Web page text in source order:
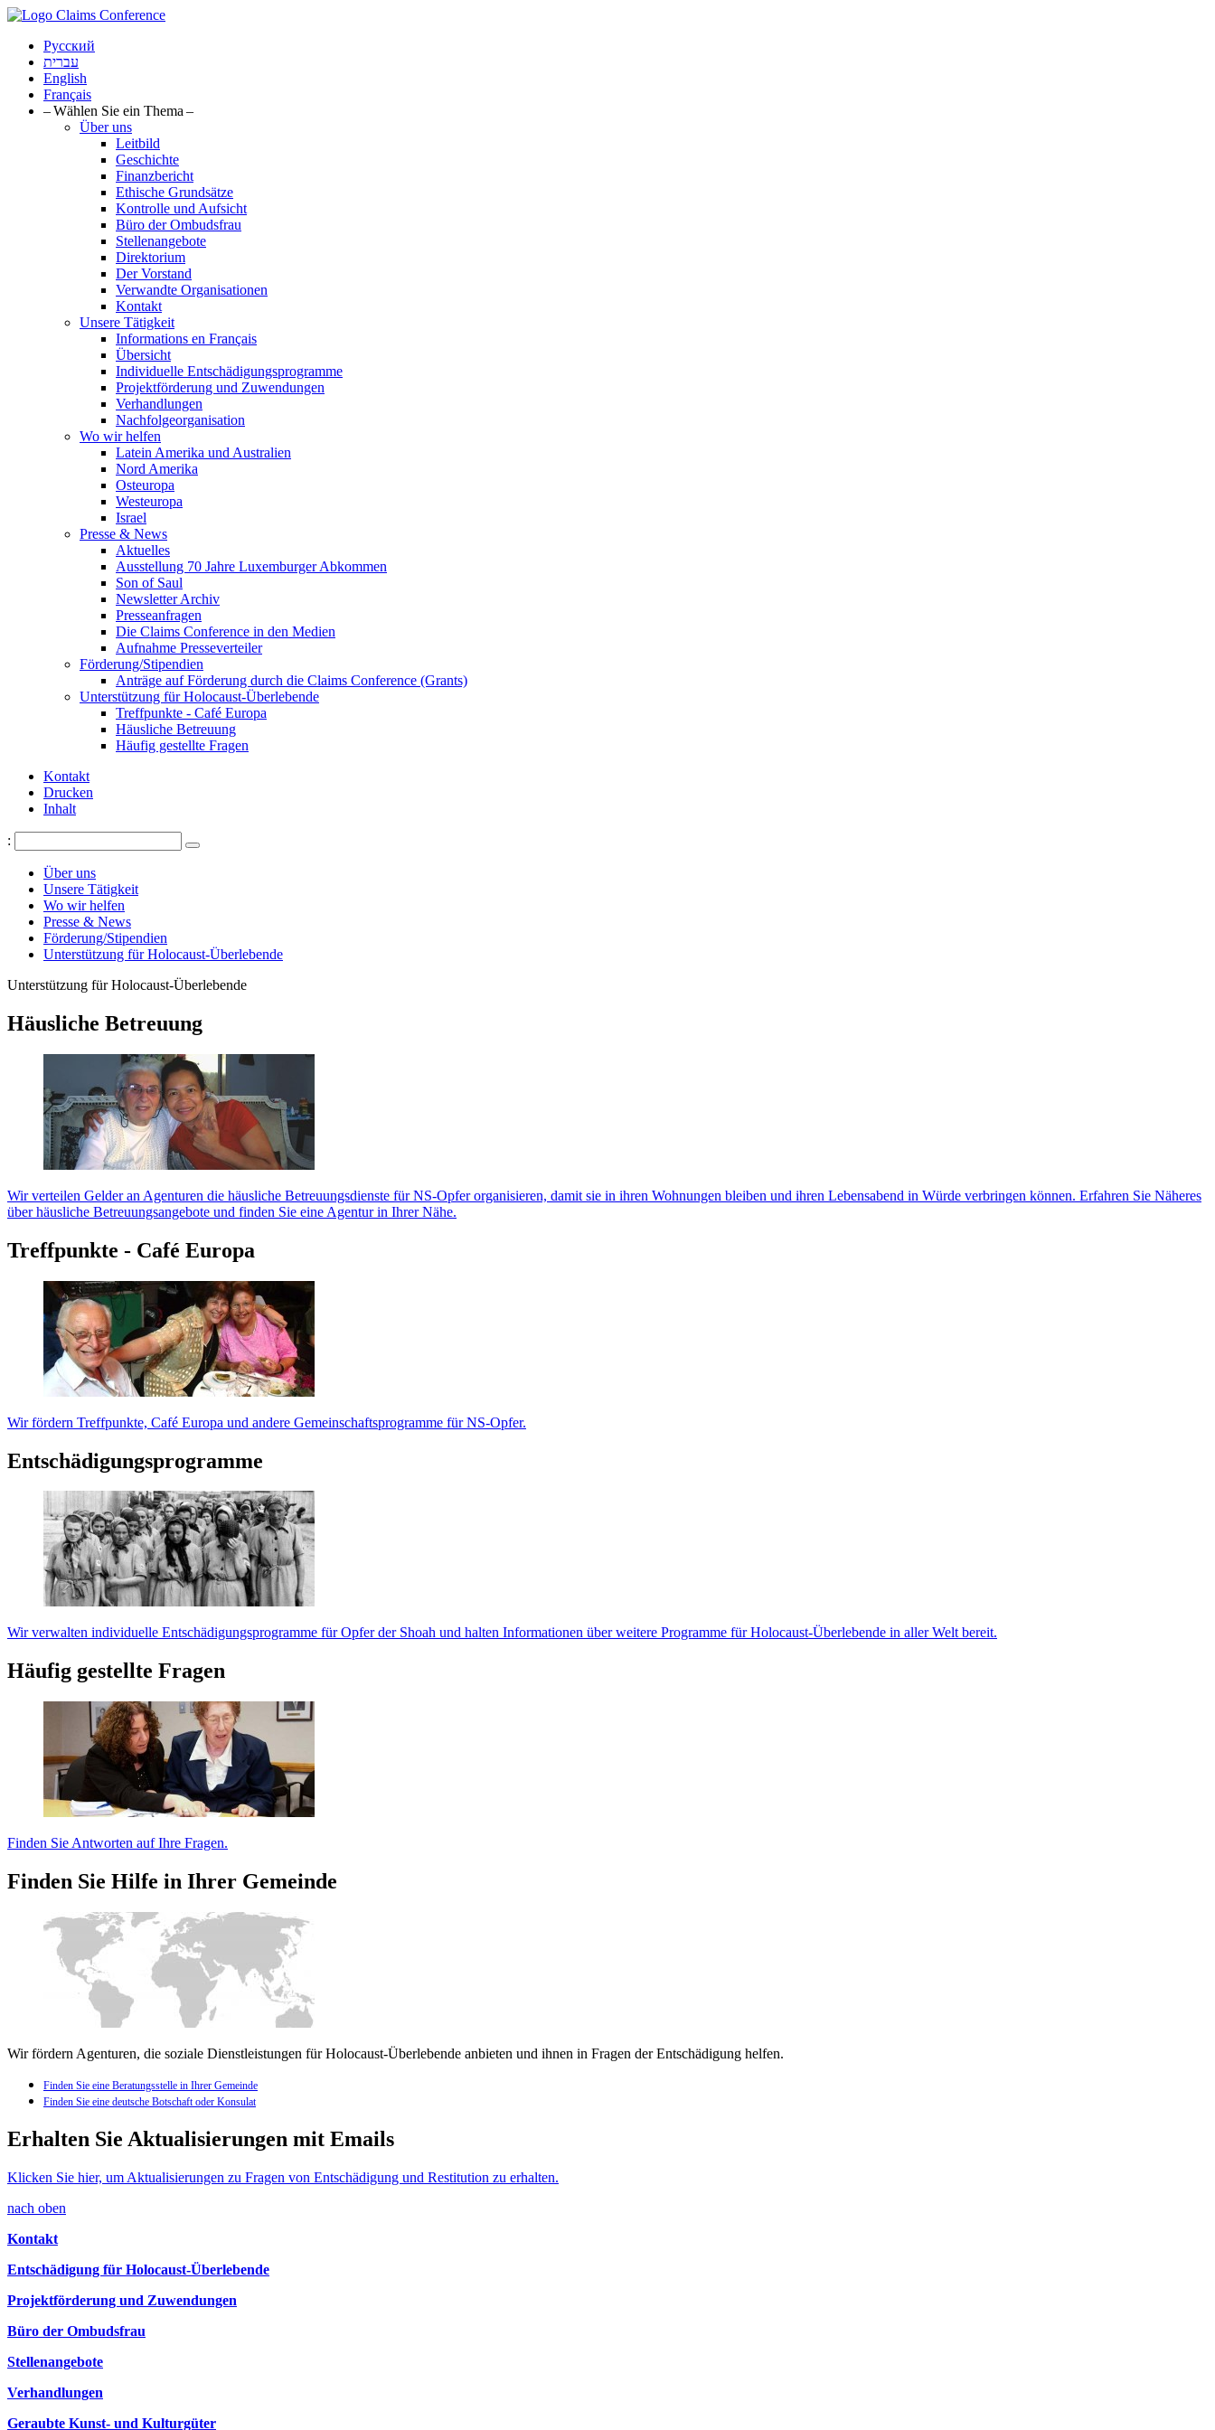
Русский
עברית
English
Français
– Wählen Sie ein Thema –
Über uns
Leitbild
Geschichte
Finanzbericht
Ethische Grundsätze
Kontrolle und Aufsicht
Büro der Ombudsfrau
Stellenangebote
Direktorium
Der Vorstand
Verwandte Organisationen
Kontakt
Unsere Tätigkeit
Informations en Français
Übersicht
Individuelle Entschädigungsprogramme
Projektförderung und Zuwendungen
Verhandlungen
Nachfolgeorganisation
Wo wir helfen
Latein Amerika und Australien
Nord Amerika
Osteuropa
Westeuropa
Israel
Presse & News
Aktuelles
Ausstellung 70 Jahre Luxemburger Abkommen
Son of Saul
Newsletter Archiv
Presseanfragen
Die Claims Conference in den Medien
Aufnahme Presseverteiler
Förderung/Stipendien
Anträge auf Förderung durch die Claims Conference (Grants)
Unterstützung für Holocaust-Überlebende
Treffpunkte - Café Europa
Häusliche Betreuung
Häufig gestellte Fragen
Kontakt
Drucken
Inhalt
:
Über uns
Unsere Tätigkeit
Wo wir helfen
Presse & News
Förderung/Stipendien
Unterstützung für Holocaust-Überlebende
Unterstützung für Holocaust-Überlebende
Häusliche Betreuung
Wir verteilen Gelder an Agenturen die häusliche Betreuungsdienste für NS-Opfer organisieren, damit sie in ihren Wohnungen bleiben und ihren Lebensabend in Würde verbringen können. Erfahren Sie Näheres
über häusliche Betreuungsangebote und finden Sie eine Agentur in Ihrer Nähe.
Treffpunkte - Café Europa
Wir fördern Treffpunkte, Café Europa und andere Gemeinschaftsprogramme für NS-Opfer.
Entschädigungsprogramme
Wir verwalten individuelle Entschädigungsprogramme für Opfer der Shoah und halten Informationen über weitere Programme für Holocaust-Überlebende in aller Welt bereit.
Häufig gestellte Fragen
Finden Sie Antworten auf Ihre Fragen.
Finden Sie Hilfe in Ihrer Gemeinde
Wir fördern Agenturen, die soziale Dienstleistungen für Holocaust-Überlebende anbieten und ihnen in Fragen der Entschädigung helfen.
Finden Sie eine Beratungsstelle in Ihrer Gemeinde
Finden Sie eine deutsche Botschaft oder Konsulat
Erhalten Sie Aktualisierungen mit Emails
Klicken Sie hier, um Aktualisierungen zu Fragen von Entschädigung und Restitution zu erhalten.
nach oben
Kontakt
Entschädigung für Holocaust-Überlebende
Projektförderung und Zuwendungen
Büro der Ombudsfrau
Stellenangebote
Verhandlungen
Geraubte Kunst- und Kulturgüter